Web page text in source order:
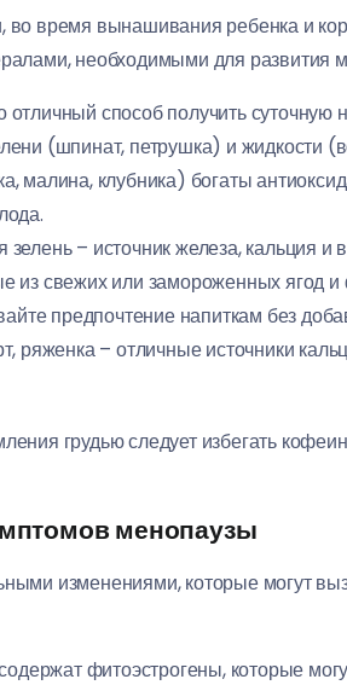
время вынашивания ребенка и
необходимыми для
способ получить суточную
(шпинат, петрушка) и жидкости
малина, клубника) богаты
– источник железа, кальция и
из свежих или замороженных ягод
предпочтение напиткам без
ряженка – отличные источники
грудью следует избегать
менопаузы
изменениями, которые могут
фитоэстрогены, которые